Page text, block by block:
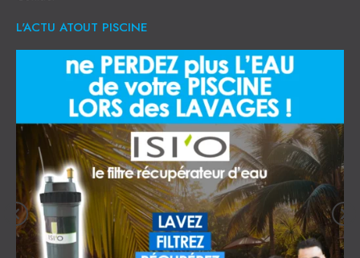
L'ACTU ATOUT PISCINE